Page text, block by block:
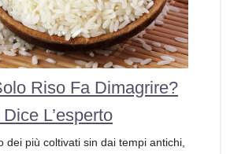
Riso Fa Dimagrire?
L’esperto
dei più coltivati sin dai tempi antichi,